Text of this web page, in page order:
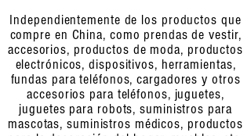
Independientemente de los productos que
compre en China, como prendas de vestir,
accesorios, productos de moda, productos
electrónicos, dispositivos, herramientas,
fundas para teléfonos, cargadores y otros
accesorios para teléfonos, juguetes,
juguetes para robots, suministros para
mascotas, suministros médicos, productos